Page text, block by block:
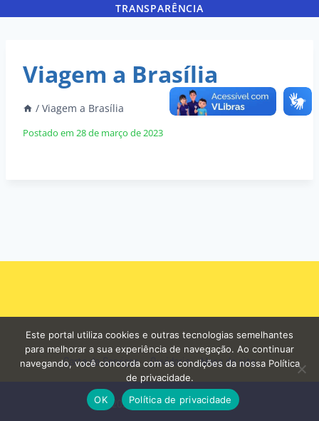
TRANSPARÊNCIA
Viagem a Brasília
/ Viagem a Brasília
Postado em 28 de março de 2023
Carta de Serviços Ouvidoria Mapa do site
© 2026 - Prefeitura de Curuá
Este portal utiliza cookies e outras tecnologias semelhantes
para melhorar a sua experiência de navegação. Ao continuar
navegando, você concorda com as condições da nossa Política
de privacidade.
OK
Política de privacidade